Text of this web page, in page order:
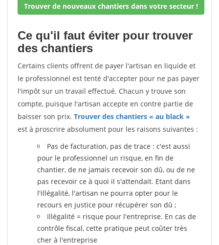
Trouver de nouveaux chantiers dans votre secteur !
Ce qu'il faut éviter pour trouver
des chantiers
Certains clients offrent de payer l'artisan en liquide et
le professionnel est tenté d'accepter pour ne pas payer
l'impôt sur un travail effectué. Chacun y trouve son
compte, puisque l'artisan accepte en contre partie de
baisser son prix. Trouver des chantiers « au black »
est à proscrire absolument pour les raisons suivantes :
Pas de facturation, pas de trace : c'est aussi
pour le professionnel un risque, en fin de
chantier, de ne jamais recevoir son dû, ou de ne
pas recevoir ce à quoi il s'attendait. Etant dans
l'illégalité, l'artisan ne pourra opter pour le
recours en justice pour récupérer son dû ;
Illégalité = risque pour l'entreprise. En cas de
contrôle fiscal, cette pratique peut coûter très
cher à l'entreprise